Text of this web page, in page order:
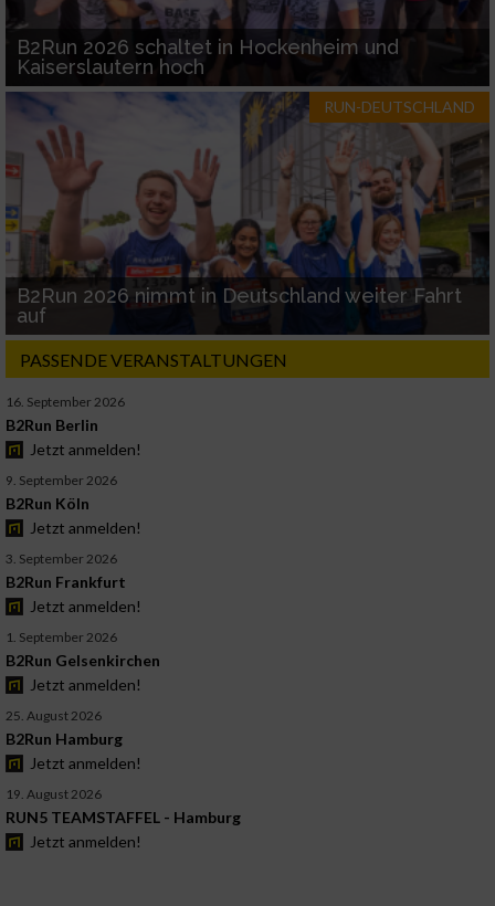
B2Run 2026 schaltet in Hockenheim und
Kaiserslautern hoch
RUN-DEUTSCHLAND
B2Run 2026 nimmt in Deutschland weiter Fahrt
auf
PASSENDE VERANSTALTUNGEN
16. September 2026
B2Run Berlin
Jetzt anmelden!
9. September 2026
B2Run Köln
Jetzt anmelden!
3. September 2026
B2Run Frankfurt
Jetzt anmelden!
1. September 2026
B2Run Gelsenkirchen
Jetzt anmelden!
25. August 2026
B2Run Hamburg
Jetzt anmelden!
19. August 2026
RUN5 TEAMSTAFFEL - Hamburg
Jetzt anmelden!